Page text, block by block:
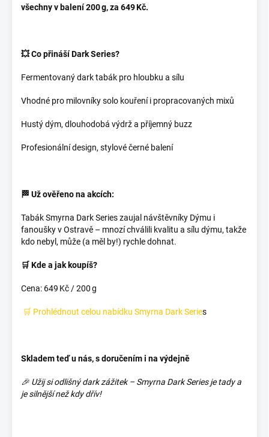
všechny v balení 200 g, za 649 Kč.
💥 Co přináší Dark Series?
Fermentovaný dark tabák pro hloubku a sílu
Vhodné pro milovníky solo kouření i propracovaných mixů
Hustý dým, dlouhodobá výdrž a příjemný buzz
Profesionální design, stylové černé balení
🏁 Už ověřeno na akcích:
Tabák Smyrna Dark Series zaujal návštěvníky Dýmu i
fanoušky v Ostravě – mnozí chválili kvalitu a sílu dýmu, takže
kdo nebyl, může (a měl by!) rychle dohnat.
🛒 Kde a jak koupíš?
Cena: 649 Kč / 200 g
🛒 Prohlédnout celou nabídku Smyrna Dark Series
Skladem teď u nás, s doručením i na výdejně
🎉 Užij si odlišný dark zážitek – Smyrna Dark Series je tady a
je silnější než kdy dřív!